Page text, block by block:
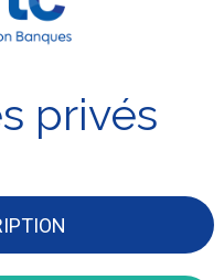
privés